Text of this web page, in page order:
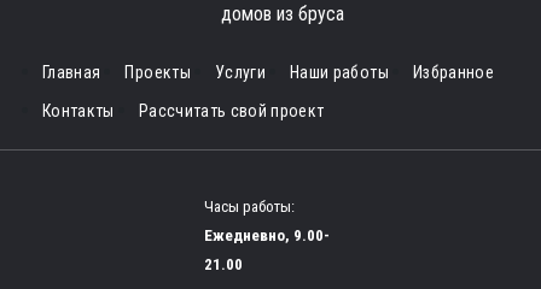
домов из бруса
Главная Проекты Услуги Наши работы
Избранное
Контакты
Рассчитать свой проект
Часы работы:
Ежедневно, 9.00-
21.00